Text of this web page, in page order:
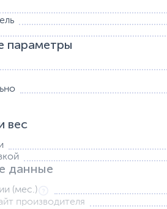
большого экрана
свой iPad Pro до большего
60 Гц. Намного удобнее и
включенным
поддерживает быструю зарядку
Pro включенным, даже когда вы
параметры
вес
данные
(мес.)
производителя